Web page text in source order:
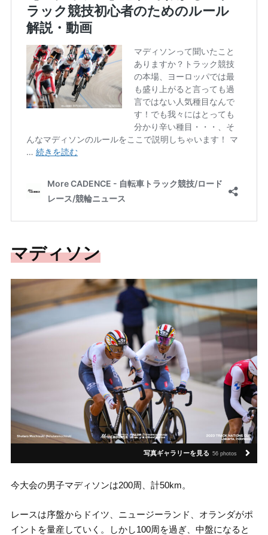
マディソン
写真ギャラリーを見る 56 photos
今大会の男子マディソンは200周、計50km。
レースは序盤からドイツ、ニュージーランド、オランダがポ
イントを量産していく。しかし100周を過ぎ、中盤になると